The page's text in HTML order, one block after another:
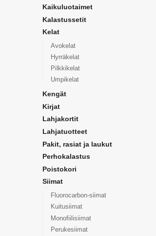
Kaikuluotaimet
Kalastussetit
Kelat
Avokelat
Hyrräkelat
Pilkkikelat
Umpikelat
Kengät
Kirjat
Lahjakortit
Lahjatuotteet
Pakit, rasiat ja laukut
Perhokalastus
Poistokori
Siimat
Fluorocarbon-siimat
Kuitusiimat
Monofiilisiimat
Perukesiimat